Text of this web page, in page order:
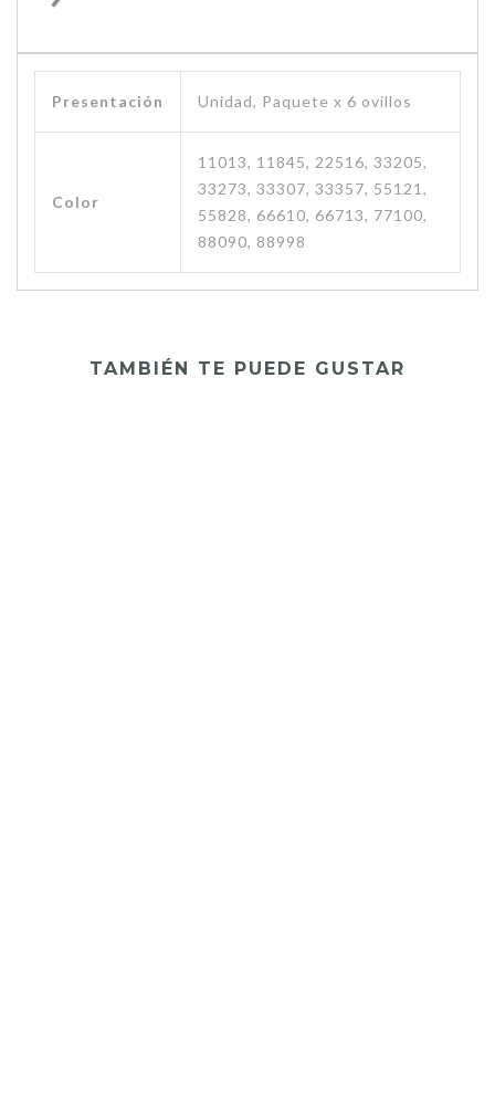
Presentación Unidad, Paquete x 6 ovillos
Color
11013, 11845, 22516, 33205,
33273, 33307, 33357, 55121,
55828, 66610, 66713, 77100,
88090, 88998
TAMBIÉN TE PUEDE GUSTAR